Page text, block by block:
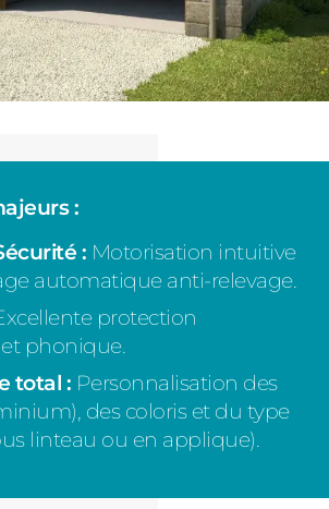
:
: Motorisation intuitive
automatique anti-relevage.
protection
phonique.
total : Personnalisation des
des coloris et du type
linteau ou en applique).